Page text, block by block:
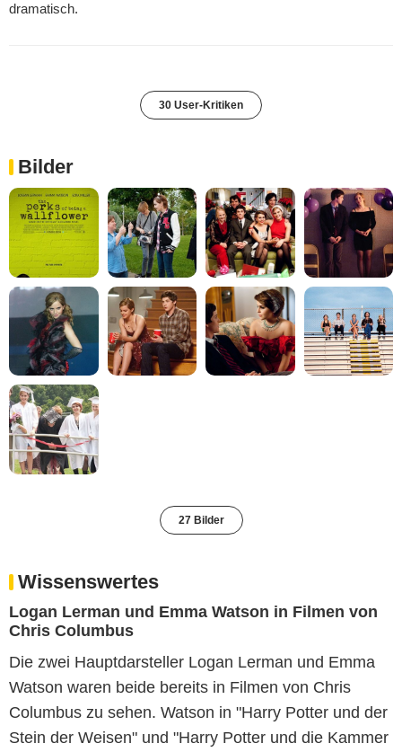
dramatisch.
30 User-Kritiken
Bilder
27 Bilder
Wissenswertes
Logan Lerman und Emma Watson in Filmen von
Chris Columbus
Die zwei Hauptdarsteller Logan Lerman und Emma
Watson waren beide bereits in Filmen von Chris
Columbus zu sehen. Watson in "Harry Potter und der
Stein der Weisen" und "Harry Potter und die Kammer